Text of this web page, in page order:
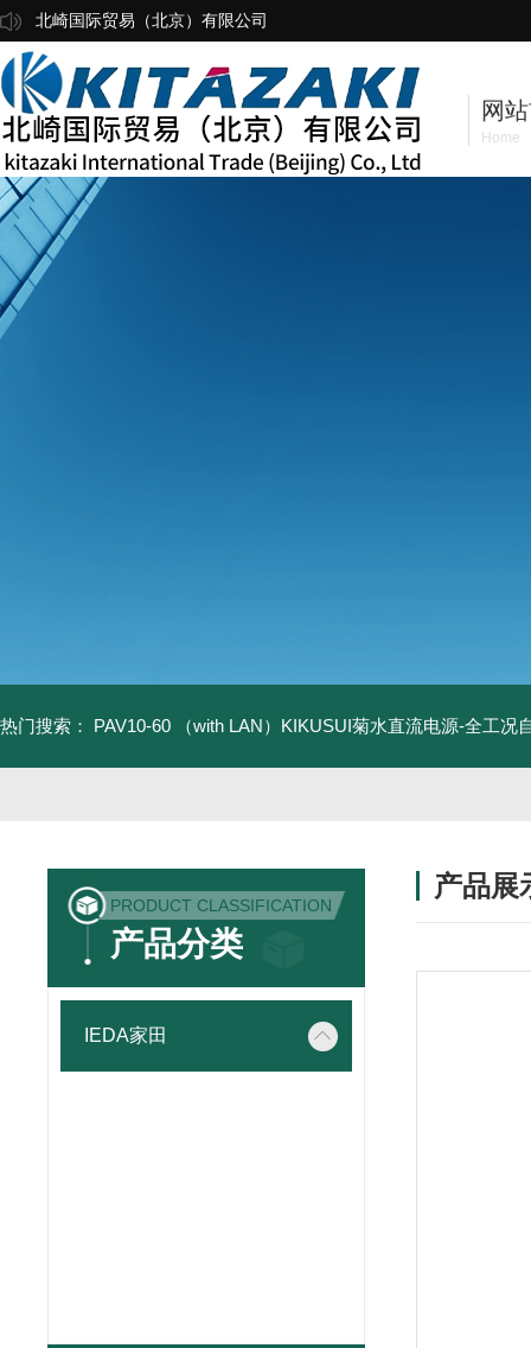
北崎国际贸易（北京）有限公司
网
Home
热门搜索： PAV10-60 （with LAN）KIKUSUI菊水直流电源-全工况
PRODUCT CLASSIFICATION
产品分类
IEDA家田
产品展